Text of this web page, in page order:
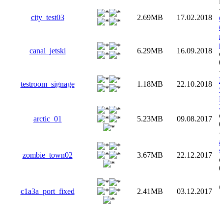
city_test03 2.69MB 17.02.2018
canal_jetski 6.29MB 16.09.2018
testroom_signage 1.18MB 22.10.2018
arctic_01 5.23MB 09.08.2017
zombie_town02 3.67MB 22.12.2017
c1a3a_port_fixed 2.41MB 03.12.2017